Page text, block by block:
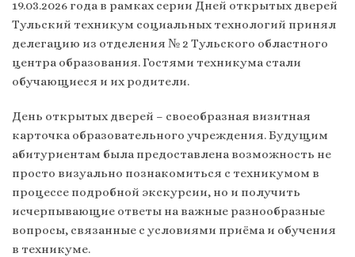
19.03.2026 года в рамках серии Дней открытых дверей
Тульский техникум социальных технологий принял
делегацию из отделения № 2 Тульского областного
центра образования. Гостями техникума стали
обучающиеся и их родители.
День открытых дверей – своеобразная визитная
карточка образовательного учреждения. Будущим
абитуриентам была предоставлена возможность не
просто визуально познакомиться с техникумом в
процессе подробной экскурсии, но и получить
исчерпывающие ответы на важные разнообразные
вопросы, связанные с условиями приёма и обучения
в техникуме.